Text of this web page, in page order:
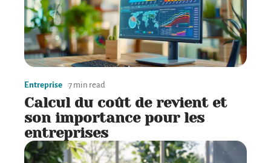
Entreprise 7 min read
Calcul du coût de revient et
son importance pour les
entreprises